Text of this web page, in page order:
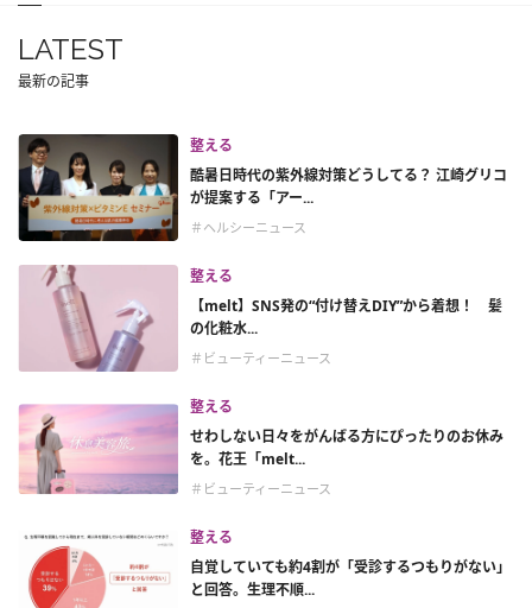
LATEST
最新の記事
整える
酷暑日時代の紫外線対策どうしてる？ 江崎グリコ
が提案する「アー...
＃ヘルシーニュース
整える
【melt】SNS発の“付け替えDIY”から着想！ 髪
の化粧水...
＃ビューティーニュース
整える
せわしない日々をがんばる方にぴったりのお休み
を。花王「melt...
＃ビューティーニュース
整える
自覚していても約4割が「受診するつもりがない」
と回答。生理不順...